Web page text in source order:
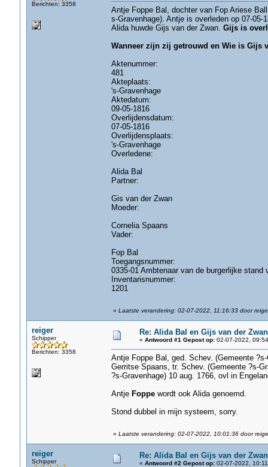
Berichten: 3358
Antje Foppe Bal, dochter van Fop Ariese
s-Gravenhage). Antje is overleden op 07-
Alida huwde Gijs van der Zwan. Gijs is
Wanneer zijn zij getrouwd en Wie is Gijs
Aktenummer:
481
Akteplaats:
's-Gravenhage
Aktedatum:
09-05-1816
Overlijdensdatum:
07-05-1816
Overlijdensplaats:
's-Gravenhage
Overledene:
Alida Bal
Partner:
Gis van der Zwan
Moeder:
Cornelia Spaans
Vader:
Fop Bal
Toegangsnummer:
0335-01 Ambtenaar van de burgerlijke stand
Inventarisnummer:
1201
« Laatste verandering: 02-07-2022, 11:16:33 door
reiger
Schipper
Berichten: 3358
Re: Alida Bal en Gijs van der Zwan
« Antwoord #1 Gepost op:02-07-2022,
Antje Foppe Bal, ged. Schev. (Gemeente
Gerritse Spaans, tr. Schev. (Gemeente ?s-
?s-Gravenhage) 10 aug. 1766, ovl in
AntjeFoppe wordt ook Alida genoemd.
Stond dubbel in mijn systeem, sorry.
« Laatste verandering: 02-07-2022, 10:01:36 door
reiger
Schipper
Re: Alida Bal en Gijs van der Zwan
« Antwoord #2 Gepost op:02-07-2022,